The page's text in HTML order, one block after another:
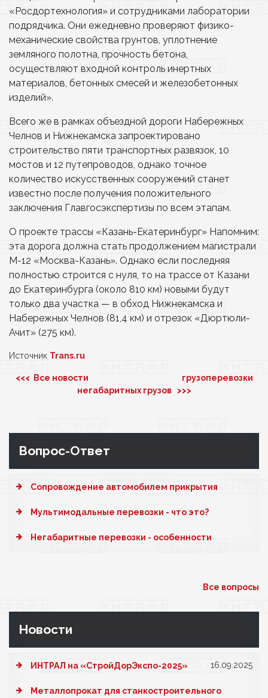
«Росдортехнология» и сотрудниками лаборатории
подрядчика. Они ежедневно проверяют физико-
механические свойства грунтов, уплотнение
земляного полотна, прочность бетона,
осуществляют входной контроль инертных
материалов, бетонных смесей и железобетонных
изделий».
Всего же в рамках объездной дороги Набережных
Челнов и Нижнекамска запроектировано
строительство пяти транспортных развязок, 10
мостов и 12 путепроводов, однако точное
количество искусственных сооружений станет
известно после получения положительного
заключения Главгосэкспертизы по всем этапам.
О проекте трассы «Казань-Екатеринбург» Напомним:
эта дорога должна стать продолжением магистрали
М-12 «Москва-Казань». Однако если последняя
полностью строится с нуля, то на трассе от Казани
до Екатеринбурга (около 810 км) новыми будут
только два участка — в обход Нижнекамска и
Набережных Челнов (81,4 км) и отрезок «Дюртюли-
Ачит» (275 км).
Источник Trans.ru
<<< Все новости
грузоперевозки
негабаритных грузов >>>
Вопрос-Ответ
Cопровождение автомобилем прикрытия
Мультимодальные перевозки - что это?
Негабаритные перевозки - особенности
Все вопросы
Новости
ИНТРАЛ на «СтройДорЭкспо-2025» 16.09.2025
Металлопрокат для станкостроительного